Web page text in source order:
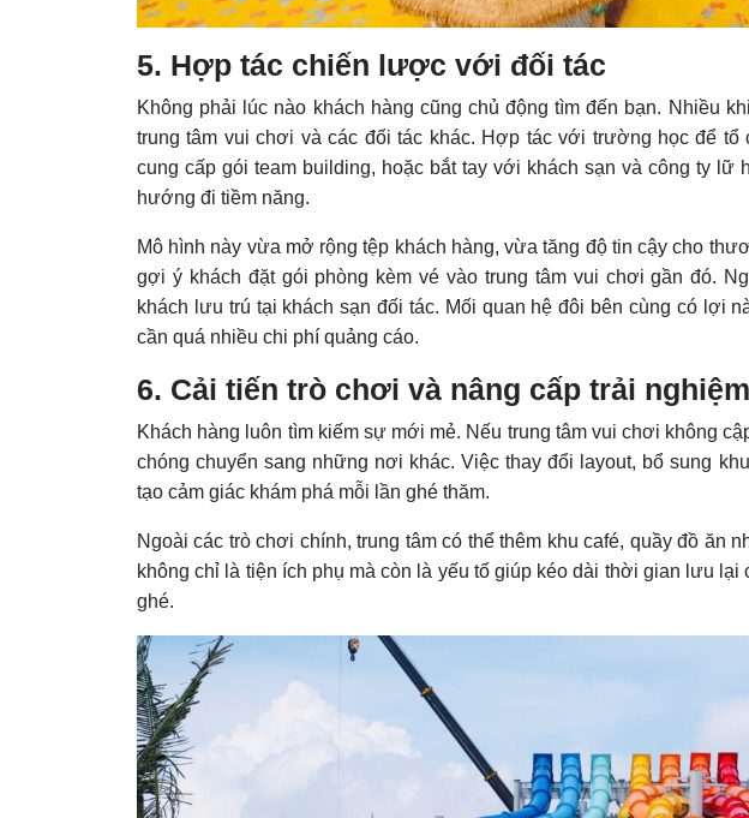
5. Hợp tác chiến lược với đối tác
Không phải lúc nào khách hàng cũng chủ động tìm đến bạn. Nhiều
trung tâm vui chơi và các đối tác khác. Hợp tác với trường học để
cung cấp gói team building, hoặc bắt tay với khách sạn và công ty
hướng đi tiềm năng.
Mô hình này vừa mở rộng tệp khách hàng, vừa tăng độ tin cậy cho
gợi ý khách đặt gói phòng kèm vé vào trung tâm vui chơi gần đó.
khách lưu trú tại khách sạn đối tác. Mối quan hệ đôi bên cùng có lợi
cần quá nhiều chi phí quảng cáo.
6. Cải tiến trò chơi và nâng cấp trải nghiệm
Khách hàng luôn tìm kiếm sự mới mẻ. Nếu trung tâm vui chơi không
chóng chuyển sang những nơi khác. Việc thay đổi layout, bổ sung
tạo cảm giác khám phá mỗi lần ghé thăm.
Ngoài các trò chơi chính, trung tâm có thể thêm khu café, quầy đồ ăn
không chỉ là tiện ích phụ mà còn là yếu tố giúp kéo dài thời gian lưu
ghé.